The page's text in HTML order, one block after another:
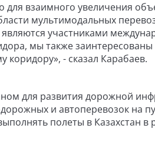
для взаимного увеличения
мультимодальных
участниками
мы также заинтересованы
коридору», - сказал Карабаев.
для развития дорожной
и автоперевозок на
полеты в Казахстан в